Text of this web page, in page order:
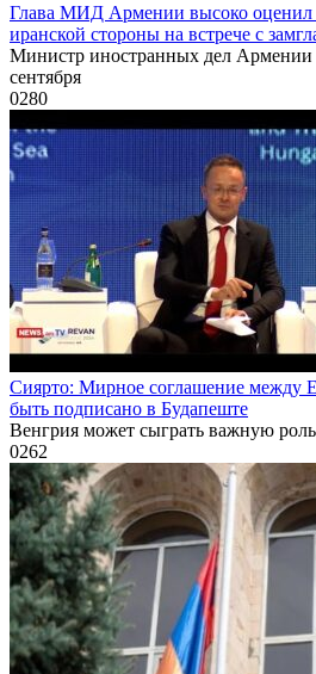
Глава МИД Армении высоко
иранской стороны на встрече с
Министр иностранных дел
сентября
0280
Сиярто: Мирное соглашение между
быть подписано в Будапеште
Венгрия может сыграть важную
0262